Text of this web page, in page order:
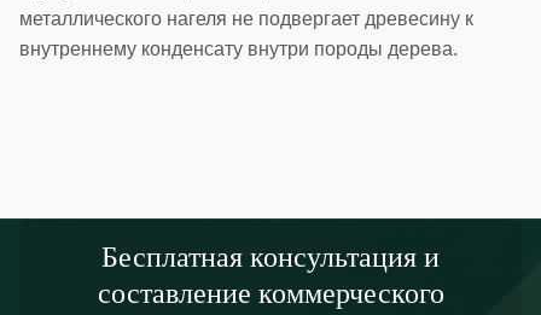
металлического нагеля не подвергает древесину к
внутреннему конденсату внутри породы дерева.
Бесплатная консультация и
составление коммерческого